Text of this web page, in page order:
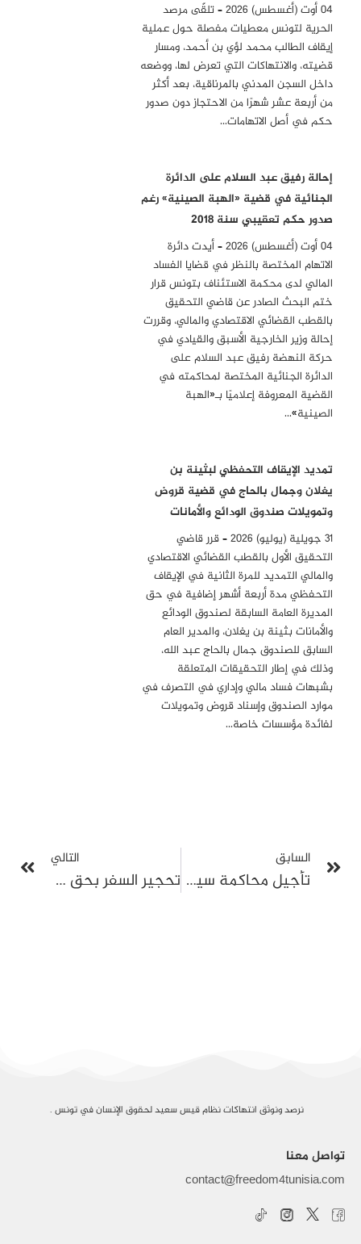
04 أوت (أغسطس) 2026 – تلقّى مرصد
الحرية لتونس معطيات مفصلة حول عملية
إيقاف الطالب محمد لؤي بن أحمد، ومسار
قضيته، والانتهاكات التي تعرض لها، ووضعه
داخل السجن المدني بالمرناقية، بعد أكثر
من أربعة عشر شهرًا من الاحتجاز دون صدور
حكم في أصل الاتهامات…
إحالة رفيق عبد السلام على الدائرة
الجنائية في قضية «الهبة الصينية» رغم
صدور حكم تعقيبي سنة 2018
04 أوت (أغسطس) 2026 – أيدت دائرة
الاتهام المختصة بالنظر في قضايا الفساد
المالي لدى محكمة الاستئناف بتونس قرار
ختم البحث الصادر عن قاضي التحقيق
بالقطب القضائي الاقتصادي والمالي، وقررت
إحالة وزير الخارجية الأسبق والقيادي في
حركة النهضة رفيق عبد السلام على
الدائرة الجنائية المختصة لمحاكمته في
القضية المعروفة إعلاميًا بـ«الهبة
الصينية»…
تمديد الإيقاف التحفظي لبثينة بن
يغلان وجمال بالحاج في قضية قروض
وتمويلات صندوق الودائع والأمانات
31 جويلية (يوليو) 2026 – قرر قاضي
التحقيق الأول بالقطب القضائي الاقتصادي
والمالي التمديد للمرة الثانية في الإيقاف
التحفظي مدة أربعة أشهر إضافية في حق
المديرة العامة السابقة لصندوق الودائع
والأمانات بثينة بن يغلان، والمدير العام
السابق للصندوق جمال بالحاج عبد الله،
وذلك في إطار التحقيقات المتعلقة
بشبهات فساد مالي وإداري في التصرف في
موارد الصندوق وإسناد قروض وتمويلات
لفائدة مؤسسات خاصة…
السابق
تأجيل محاكمة سيف الدين مخلوف إلى 13 مارس في قضية تتعلق بالإساءة لوكيل جمهورية
التالي
تحجير السفر بحق سمير ديلو ومحاميين آخرين بعد تجميد حساباتهم البنكية وأملاكهم في تحقيق جبائي
نرصد ونوثق انتهاكات نظام قيس سعيد لحقوق الإنسان في تونس .
تواصل معنا
contact@freedom4tunisia.com